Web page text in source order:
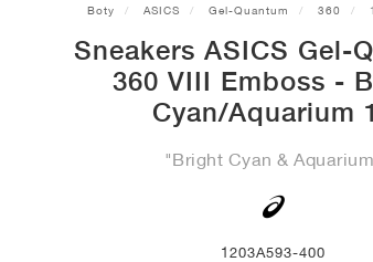
Boty ASICS Gel-Quantum 360
Sneakers ASICS Gel-
360 VIII Emboss -
Cyan/Aquarium
"Bright Cyan &
1203A593-400